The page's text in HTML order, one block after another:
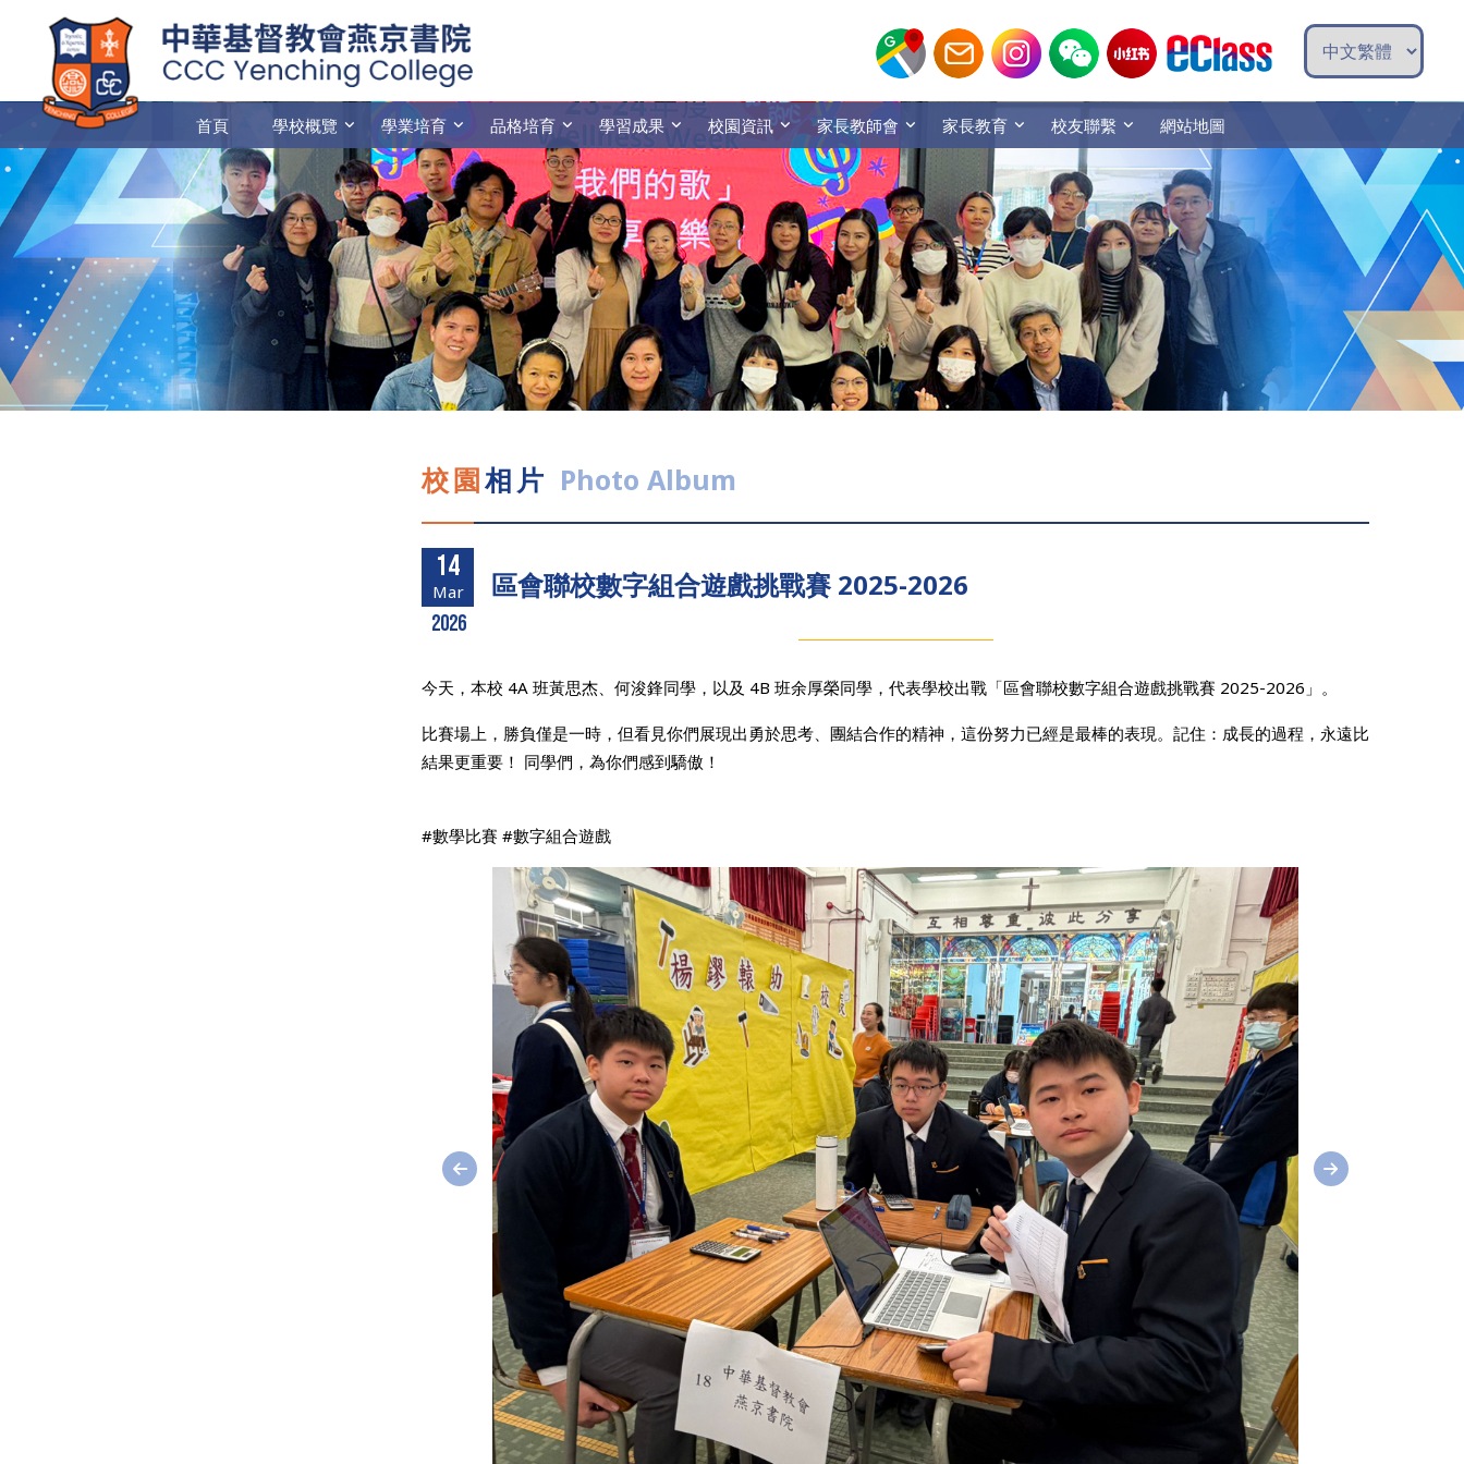
首頁 學校概覽 學業培育 品格培育 學習成果 校園資訊 家長教師會 家長教育 校友聯繫 網站地圖
校園相片 Photo Album
14
Mar
2026
區會聯校數字組合遊戲挑戰賽 2025-2026
今天，本校 4A 班黃思杰、何浚鋒同學，以及 4B 班余厚榮同學，代表學校出戰「區會聯校數字組合遊戲挑戰賽 2025-2026」。
比賽場上，勝負僅是一時，但看見你們展現出勇於思考、團結合作的精神，這份努力已經是最棒的表現。記住：成長的過程，永遠比
結果更重要！ 同學們，為你們感到驕傲！
#數學比賽 #數字組合遊戲